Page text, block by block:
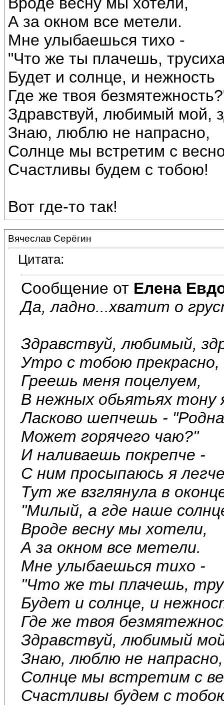
А за окном все метели.
Мне улыбаешься тихо -
"Что же ты плачешь,
Будет и солнце, и нежность
Где же твоя
Здравствуй, любимый мой,
Знаю, люблю не напрасно,
Солнце мы встретим с
Счастливы будем с тобою!
Вот где-то так!
Вячеслав Серёгин
Цитата:
Сообщение от Елена
Да, ладно...хватит о
Здравствуй, любимый,
Утро с тобою прекрасно,
Греешь меня поцелуем,
В нежных обьятьях тону
Ласково шепчешь -
Может горячего чаю?"
И наливаешь покрепче -
С ним просыпаюсь я
Тут же взглянула в
"Милый, а где наше
Вроде весну мы хотели,
А за окном все метели.
Мне улыбаешься тихо -
"Что же ты плачешь,
Будет и солнце, и
Где же твоя
Здравствуй, любимый
Знаю, люблю не напрасно,
Солнце мы встретим с
Счастливы будем с